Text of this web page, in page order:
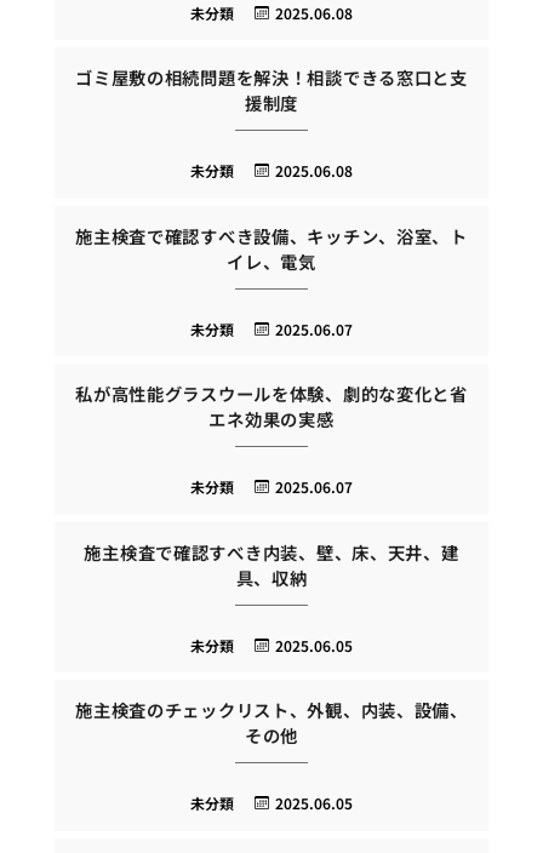
2025.06.08
未分類
ゴミ屋敷の相続問題を解決！相談できる窓口と支
援制度
2025.06.08
未分類
施主検査で確認すべき設備、キッチン、浴室、ト
イレ、電気
2025.06.07
未分類
私が高性能グラスウールを体験、劇的な変化と省
エネ効果の実感
2025.06.07
未分類
施主検査で確認すべき内装、壁、床、天井、建
具、収納
2025.06.05
未分類
施主検査のチェックリスト、外観、内装、設備、
その他
2025.06.05
未分類